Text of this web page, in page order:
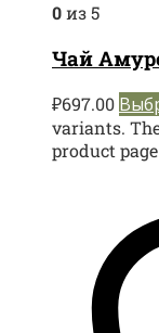
0из 5
Чай
₽697.00
variants.
product page